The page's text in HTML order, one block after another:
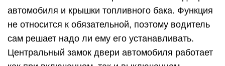
автомобиля и крышки топливного бака. Функция
не относится к обязательной, поэтому водитель
сам решает надо ли ему его устанавливать.
Центральный замок двери автомобиля работает